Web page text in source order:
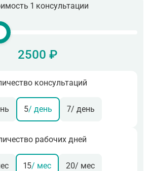
1 консультации
2500 ₽
консультаций
5/ день 7/ день
рабочих дней
15/ мес 20/ мес